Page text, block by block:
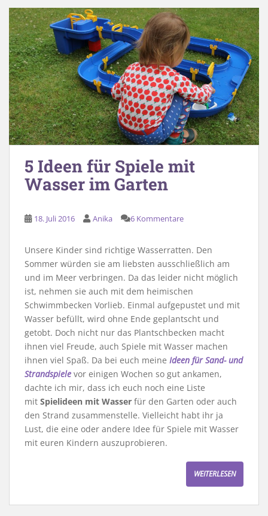
5 Ideen für Spiele mit
Wasser im Garten
18. Juli 2016 Anika 6 Kommentare
Unsere Kinder sind richtige Wasserratten. Den
Sommer würden sie am liebsten ausschließlich am
und im Meer verbringen. Da das leider nicht möglich
ist, nehmen sie auch mit dem heimischen
Schwimmbecken Vorlieb. Einmal aufgepustet und mit
Wasser befüllt, wird ohne Ende geplantscht und
getobt. Doch nicht nur das Plantschbecken macht
ihnen viel Freude, auch Spiele mit Wasser machen
ihnen viel Spaß. Da bei euch meine Ideen für Sand- und
Strandspiele vor einigen Wochen so gut ankamen,
dachte ich mir, dass ich euch noch eine Liste
mit Spielideen mit Wasser für den Garten oder auch
den Strand zusammenstelle. Vielleicht habt ihr ja
Lust, die eine oder andere Idee für Spiele mit Wasser
mit euren Kindern auszuprobieren.
WEITERLESEN